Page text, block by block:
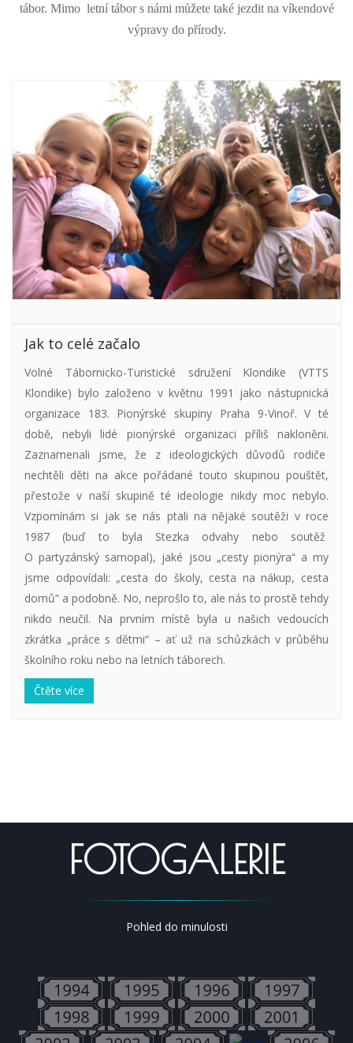
tábor. Mimo letní tábor s námi můžete také jezdit na víkendové
výpravy do přírody.
Jak to celé začalo
Volné Tábornicko-Turistické sdružení Klondike (VTTS
Klondike) bylo založeno v květnu 1991 jako nástupnická
organizace 183. Pionýrské skupiny Praha 9-Vinoř. V té
době, nebyli lidé pionýrské organizaci příliš nakloněni.
Zaznamenali jsme, že z ideologických důvodů rodiče
nechtěli děti na akce pořádané touto skupinou pouštět,
přestože v naší skupině té ideologie nikdy moc nebylo.
Vzpomínám si jak se nás ptali na nějaké soutěži v roce
1987 (buď to byla Stezka odvahy nebo soutěž
O partyzánský samopal), jaké jsou „cesty pionýra“ a my
jsme odpovídali: „cesta do školy, cesta na nákup, cesta
domů“ a podobně. No, neprošlo to, ale nás to prostě tehdy
nikdo neučil. Na prvním místě byla u našich vedoucích
zkrátka „práce s dětmi“ – ať už na schůzkách v průběhu
školního roku nebo na letních táborech.
Čtěte více
FOTOGALERIE
Pohled do minulosti